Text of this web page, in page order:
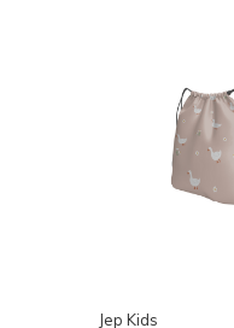
Jep Kids